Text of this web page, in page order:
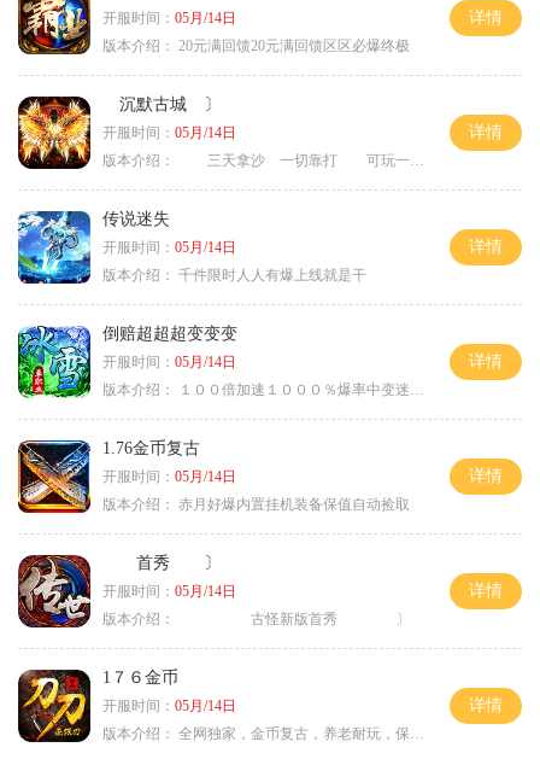
开服时间： 05月/14日
版本介绍：
20元满回馈20元满回馈区区必爆终极
详情
沉默古城 〕
开服时间： 05月/14日
版本介绍：
三天拿沙 一切靠打 可玩一年 〉
详情
传说迷失
开服时间： 05月/14日
版本介绍： 千件限时人人有爆上线就是干
详情
倒赔超超超变变变
开服时间： 05月/14日
版本介绍：
１００倍加速１０００％爆率中变迷失单职
详情
1.76金币复古
开服时间： 05月/14日
版本介绍： 赤月好爆内置挂机装备保值自动捡取
详情
首秀 〕
开服时间： 05月/14日
版本介绍：
古怪新版首秀 〕
详情
1７６金币
开服时间： 05月/14日
版本介绍： 全网独家，金币复古，养老耐玩，保底回収
详情